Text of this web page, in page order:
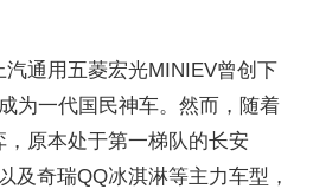
汽通用五菱宏光MINIEV曾创下
为一代国民神车。然而，随着
原本处于第一梯队的长安
及奇瑞QQ冰淇淋等主力车型，